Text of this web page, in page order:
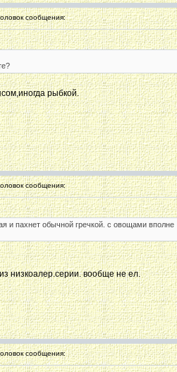
сообщения:
рыбкой.
сообщения:
и пахнет обычной гречкой. с овощами вполне
низкоалер.серии. вообще не ел.
сообщения: